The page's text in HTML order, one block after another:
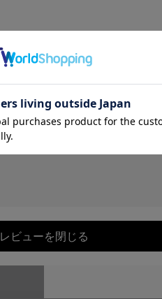
レビューを閉じる